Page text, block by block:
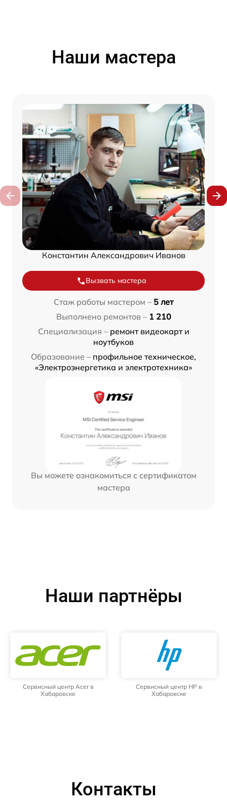
Наши мастера
Константин Александрович Иванов
Вызвать мастера
Стаж работы мастером – 5 лет
Выполнено ремонтов – 1 210
Специализация – ремонт видеокарт и
ноутбуков
Образование – профильное техническое,
«Электроэнергетика и электротехника»
Вы можете ознакомиться с сертификатом
мастера
Наши партнёры
Сервисный центр Acer в
Хабаровске
Сервисный центр HP в
Хабаровске
Контакты